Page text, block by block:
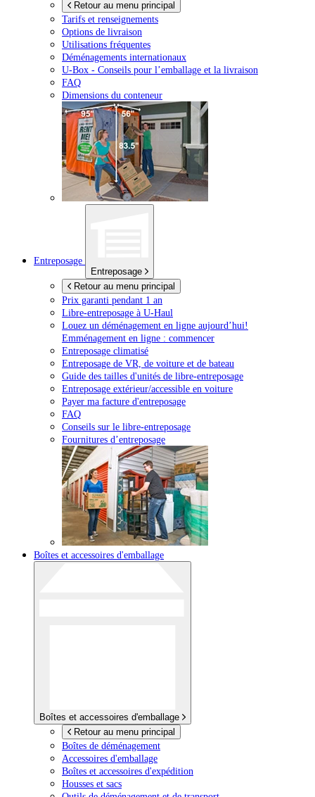
Retour au menu principal
Tarifs et renseignements
Options de livraison
Utilisations fréquentes
Déménagements internationaux
U-Box - Conseils pour l’emballage et la livraison
FAQ
Dimensions du conteneur
Entreposage
Entreposage
Retour au menu principal
Prix garanti pendant 1 an
Libre-entreposage à U-Haul
Louez un déménagement en ligne aujourd’hui!
Emménagement en ligne : commencer
Entreposage climatisé
Entreposage de VR, de voiture et de bateau
Guide des tailles d'unités de libre-entreposage
Entreposage extérieur/accessible en voiture
Payer ma facture d'entreposage
FAQ
Conseils sur le libre-entreposage
Fournitures d’entreposage
Boîtes et accessoires d'emballage
Boîtes et accessoires d'emballage
Retour au menu principal
Boîtes de déménagement
Accessoires d'emballage
Boîtes et accessoires d'expédition
Housses et sacs